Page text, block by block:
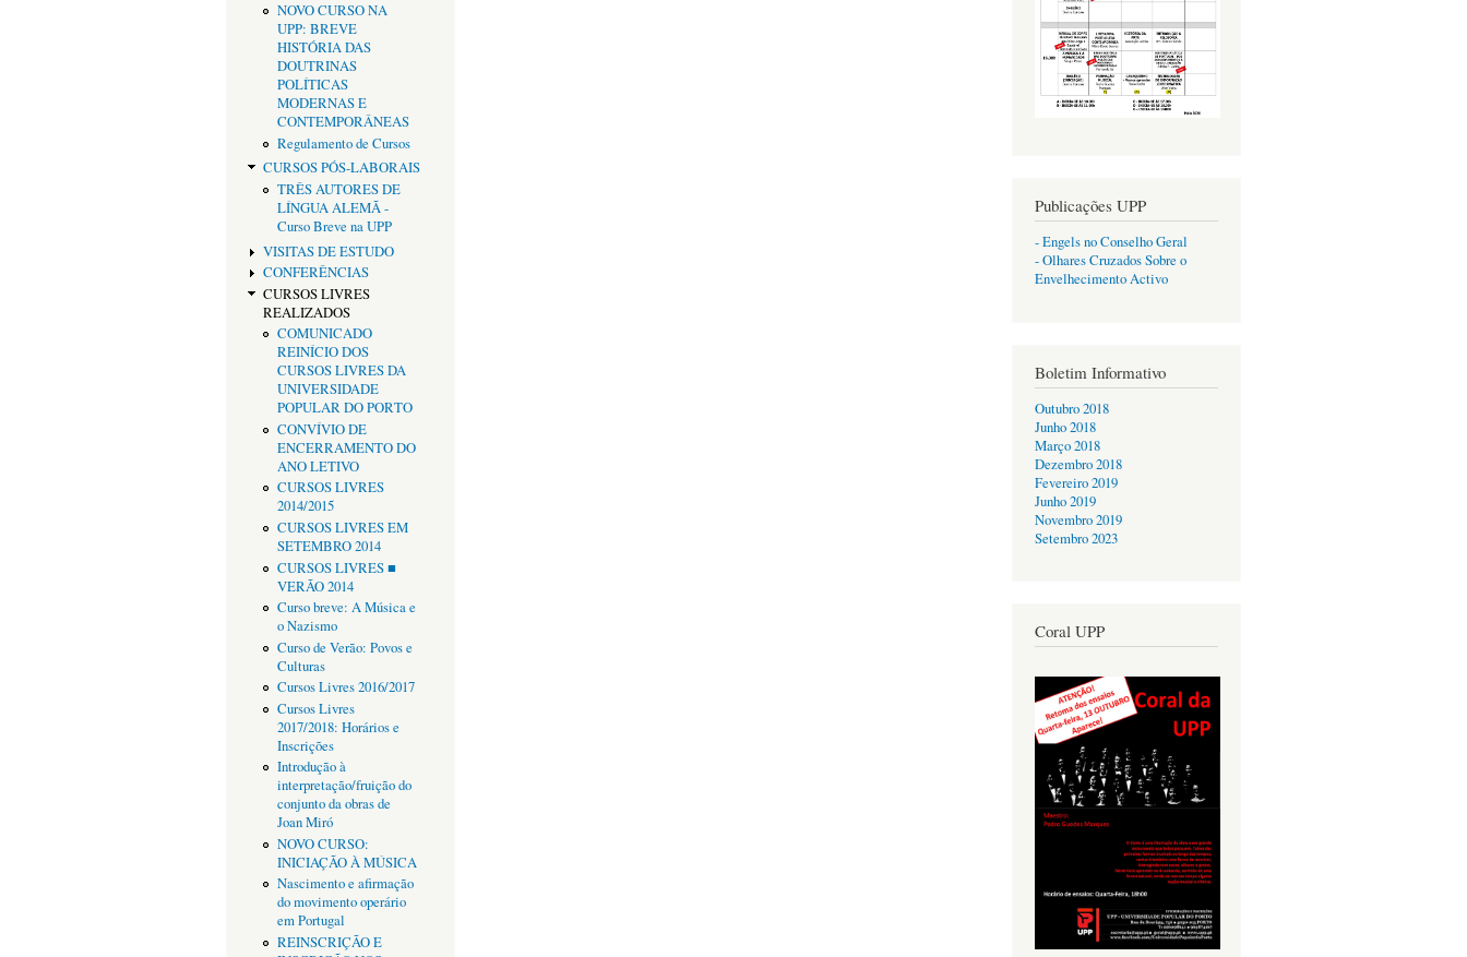
NOVO CURSO NA
UPP: BREVE
HISTÓRIA DAS
DOUTRINAS
POLÍTICAS
MODERNAS E
CONTEMPORÂNEAS
Regulamento de Cursos
CURSOS PÓS-LABORAIS
TRÊS AUTORES DE
LÍNGUA ALEMÃ -
Curso Breve na UPP
VISITAS DE ESTUDO
CONFERÊNCIAS
CURSOS LIVRES
REALIZADOS
COMUNICADO
REINÍCIO DOS
CURSOS LIVRES DA
UNIVERSIDADE
POPULAR DO PORTO
CONVÍVIO DE
ENCERRAMENTO DO
ANO LETIVO
CURSOS LIVRES
2014/2015
CURSOS LIVRES EM
SETEMBRO 2014
CURSOS LIVRES ■
VERÃO 2014
Curso breve: A Música e
o Nazismo
Curso de Verão: Povos e
Culturas
Cursos Livres 2016/2017
Cursos Livres
2017/2018: Horários e
Inscrições
Introdução à
interpretação/fruição do
conjunto da obras de
Joan Miró
NOVO CURSO:
INICIAÇÃO À MÚSICA
Nascimento e afirmação
do movimento operário
em Portugal
REINSCRIÇÃO E
Publicações UPP
- Engels no Conselho Geral
- Olhares Cruzados Sobre o
Envelhecimento Activo
Boletim Informativo
Outubro 2018
Junho 2018
Março 2018
Dezembro 2018
Fevereiro 2019
Junho 2019
Novembro 2019
Setembro 2023
Coral UPP